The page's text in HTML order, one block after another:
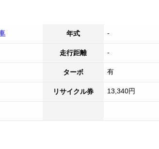
載物の固定がしやすく、様々な荷姿に柔軟
■ 検切れのナンバー付き車両！現トン無し
年式 -
走行距離 -
ターボ 有
リサイクル券 13,340円